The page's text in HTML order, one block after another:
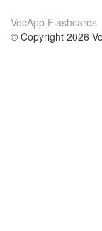
VocApp Flashcards
© Copyright 2026